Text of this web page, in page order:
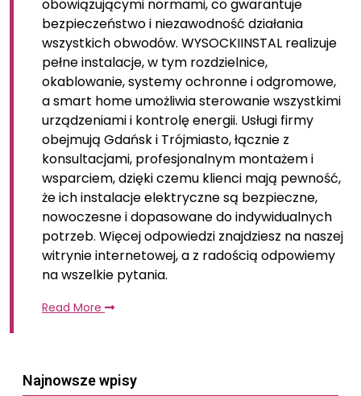
obowiązującymi normami, co gwarantuje
bezpieczeństwo i niezawodność działania
wszystkich obwodów. WYSOCKIINSTAL realizuje
pełne instalacje, w tym rozdzielnice,
okablowanie, systemy ochronne i odgromowe,
a smart home umożliwia sterowanie wszystkimi
urządzeniami i kontrolę energii. Usługi firmy
obejmują Gdańsk i Trójmiasto, łącznie z
konsultacjami, profesjonalnym montażem i
wsparciem, dzięki czemu klienci mają pewność,
że ich instalacje elektryczne są bezpieczne,
nowoczesne i dopasowane do indywidualnych
potrzeb. Więcej odpowiedzi znajdziesz na naszej
witrynie internetowej, a z radością odpowiemy
na wszelkie pytania.
Read More
Najnowsze wpisy